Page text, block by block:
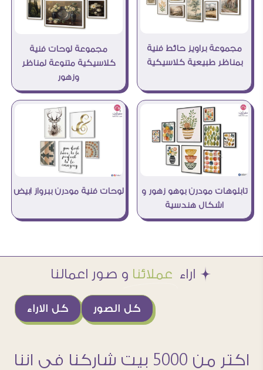
مجموعة براويز حائط فنية
بمناظر طبيعية كلاسيكية
مجموعة لوحات فنية
كلاسيكية متنوعة لمناظر
وزهور
تابلوهات مودرن بوهو زهور و
اشكال هندسية
لوحات فنية مودرن ببرواز ابيض
Æ اراء عملائنا و صور اعمالنا
كل الاراء كل الصور
اكتر من 5000 بيت شاركنا فى اننا